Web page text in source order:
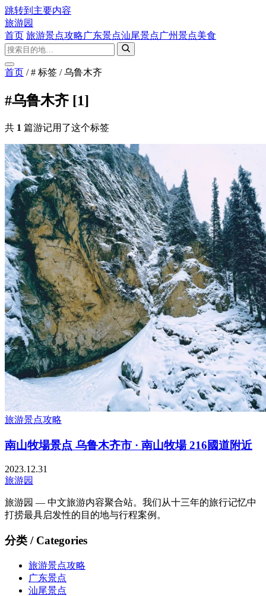
跳转到主要内容
旅游园
首页 旅游景点攻略广东景点汕尾景点广州景点美食
首页 / # 标签 / 乌鲁木齐
#乌鲁木齐 [1]
共 1 篇游记用了这个标签
旅游景点攻略
南山牧場景点 乌鲁木齐市 · 南山牧場 216國道附近
2023.12.31
旅游园
旅游园 — 中文旅游内容聚合站。我们从十三年的旅行记忆中
打捞最具启发性的目的地与行程案例。
分类 / Categories
旅游景点攻略
广东景点
汕尾景点